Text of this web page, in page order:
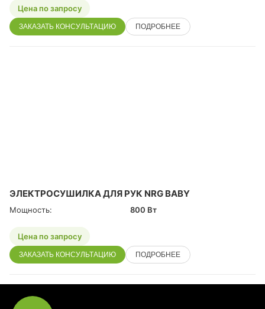
Цена по запросу
ЗАКАЗАТЬ КОНСУЛЬТАЦИЮ ПОДРОБНЕЕ
ЭЛЕКТРОСУШИЛКА ДЛЯ РУК NRG BABY
Мощность: 800 Вт
Цена по запросу
ЗАКАЗАТЬ КОНСУЛЬТАЦИЮ ПОДРОБНЕЕ